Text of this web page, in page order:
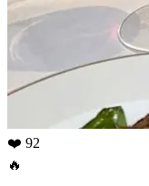
❤️ 92
🔥